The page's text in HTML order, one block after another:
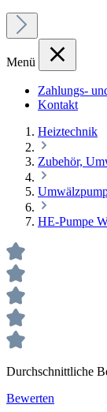
Menü
Zahlungs-
Kontakt
Heiztechnik
Zubehör,
HE-Pumpe
Durchschnittliche
Bewerten